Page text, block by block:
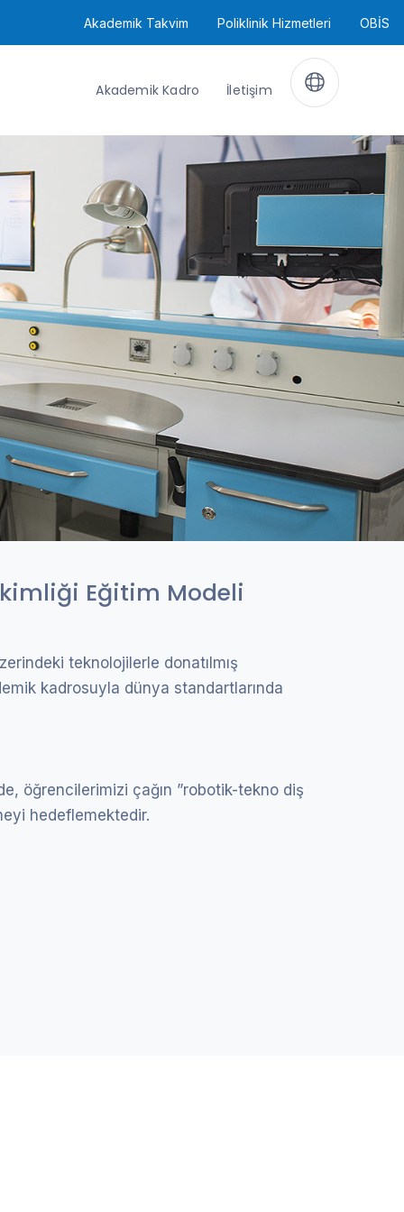
Akademik Takvim Poliklinik Hizmetleri OBİS
Akademik Kadro İletişim
Eğitim Modeli
teknolojilerle donatılmış
kadrosuyla dünya standartlarında
öğrencilerimizi çağın ”robotik-tekno diş
hedeflemektedir.